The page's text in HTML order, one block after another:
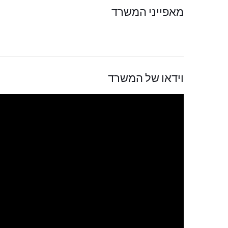
מאפייני המשרד
וידאו של המשרד